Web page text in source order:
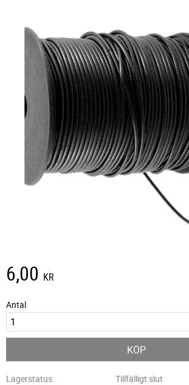
6,00 KR
Antal
KÖP
Lagerstatus
Tillfälligt slut